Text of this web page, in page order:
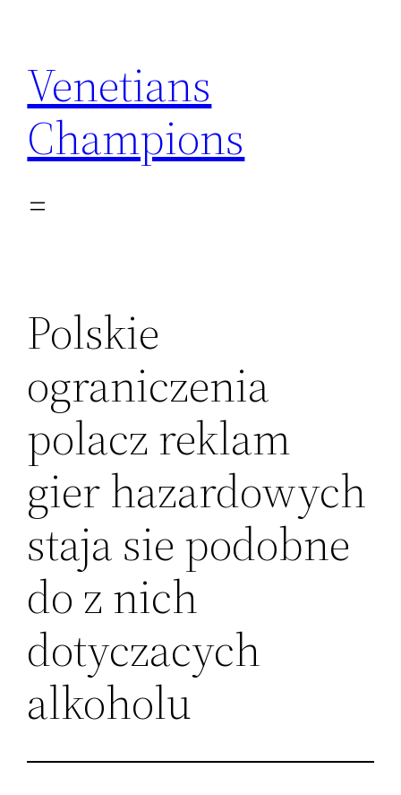
content
Venetians
Champions
Polskie
ograniczenia
polacz reklam
gier hazardowych
staja sie podobne
do z nich
dotyczacych
alkoholu